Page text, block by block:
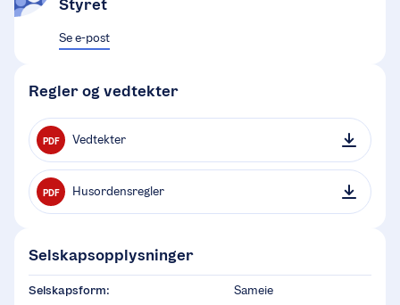
Styret
Se e-post
Regler og vedtekter
PDF Vedtekter
PDF Husordensregler
Selskapsopplysninger
Selskapsform: Sameie